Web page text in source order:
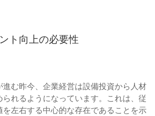
ト向上の必要性
む昨今、企業経営は設備投資から人材
れるようになっています。これは、従
左右する中心的な存在であることを示